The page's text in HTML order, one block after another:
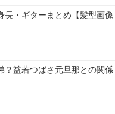
長・ギターまとめ【髪型画像
？益若つばさ元旦那との関係